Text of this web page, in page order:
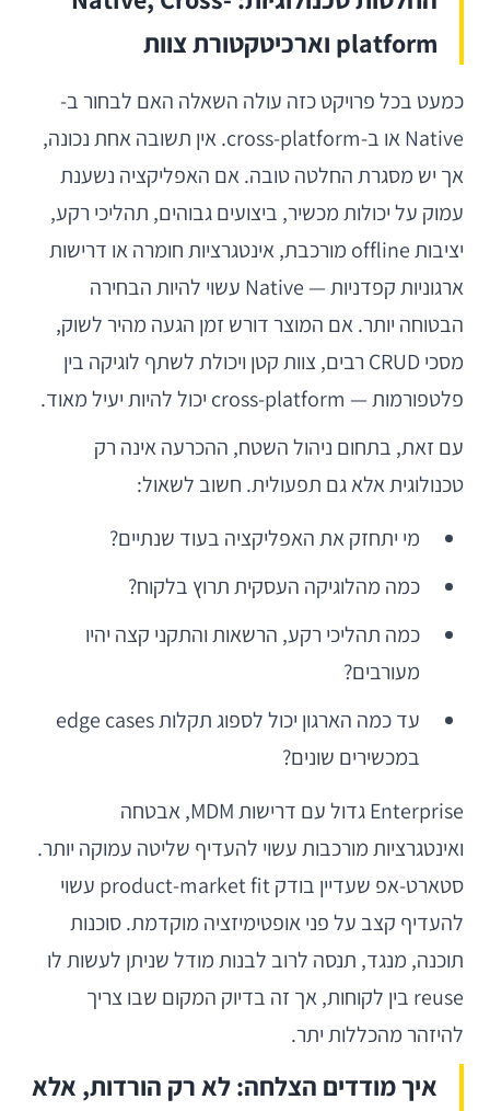
platform וארכיטקטורת צוות
כמעט בכל פרויקט כזה עולה השאלה האם לבחור ב-
Native או ב-cross-platform. אין תשובה אחת נכונה,
אך יש מסגרת החלטה טובה. אם האפליקציה נשענת
עמוק על יכולות מכשיר, ביצועים גבוהים, תהליכי רקע,
יציבות offline מורכבת, אינטגרציות חומרה או דרישות
ארגוניות קפדניות — Native עשוי להיות הבחירה
הבטוחה יותר. אם המוצר דורש זמן הגעה מהיר לשוק,
מסכי CRUD רבים, צוות קטן ויכולת לשתף לוגיקה בין
פלטפורמות — cross-platform יכול להיות יעיל מאוד.
עם זאת, בתחום ניהול השטח, ההכרעה אינה רק
טכנולוגית אלא גם תפעולית. חשוב לשאול:
מי יתחזק את האפליקציה בעוד שנתיים?
כמה מהלוגיקה העסקית תרוץ בלקוח?
כמה תהליכי רקע, הרשאות והתקני קצה יהיו
מעורבים?
עד כמה הארגון יכול לספוג תקלות edge cases
במכשירים שונים?
Enterprise גדול עם דרישות MDM, אבטחה
ואינטגרציות מורכבות עשוי להעדיף שליטה עמוקה יותר.
סטארט-אפ שעדיין בודק product-market fit עשוי
להעדיף קצב על פני אופטימיזציה מוקדמת. סוכנות
תוכנה, מנגד, תנסה לרוב לבנות מודל שניתן לעשות לו
reuse בין לקוחות, אך זה בדיוק המקום שבו צריך
להיזהר מהכללות יתר.
איך מודדים הצלחה: לא רק הורדות, אלא